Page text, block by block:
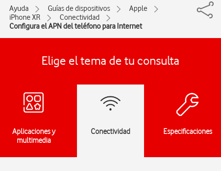
Ayuda Guías de dispositivos
Apple
iPhone XR
Conectividad
Configura el APN del teléfono para Internet
Elige el tema de tu consulta
Aplicaciones y
multimedia
Conectividad Especificaciones